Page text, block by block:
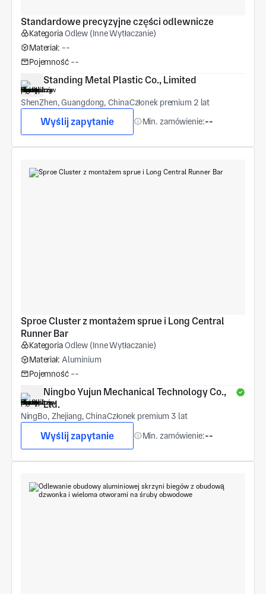
Standardowe precyzyjne części odlewnicze
KategoriaOdlew (Inne Wytłaczanie)
Materiał: --
Pojemność --
Standing Metal Plastic Co., Limited
ShenZhen, Guangdong, ChinaCzłonek premium 2 lat
Wyślij zapytanie Min. zamówienie:--
Sproe Cluster z montażem sprue i Long Central
Runner Bar
KategoriaOdlew (Inne Wytłaczanie)
Materiał: Aluminium
Pojemność --
Ningbo Yujun Mechanical Technology Co.,
Ltd.
NingBo, Zhejiang, ChinaCzłonek premium 3 lat
Wyślij zapytanie Min. zamówienie:--